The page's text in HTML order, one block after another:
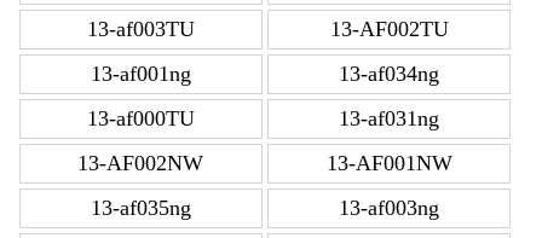
13-af003TU
13-AF002TU
13-af001ng
13-af034ng
13-af000TU
13-af031ng
13-AF002NW
13-AF001NW
13-af035ng
13-af003ng